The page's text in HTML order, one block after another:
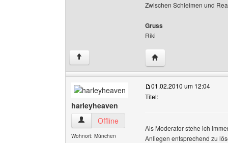
Zwischen Schleimen und
Gruss
Riki
↑ Website dieses
harleyheaven
harleyheaven Benutzer-Profile anzeigen
Offline
Wohnort: München
01.02.2010 um 12:04
Titel:
Als Moderator stehe ich
Anliegen entsprechend zu